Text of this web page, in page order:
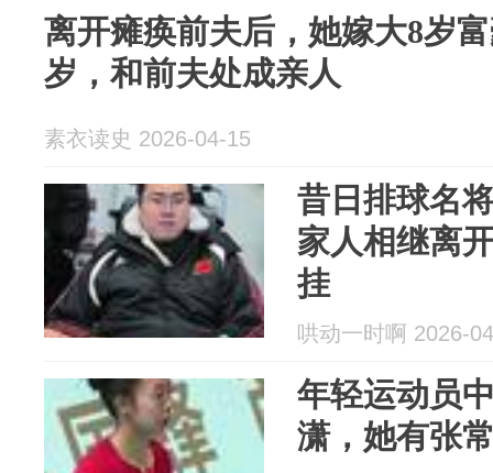
离开瘫痪前夫后，她嫁大8岁
岁，和前夫处成亲人
素衣读史 2026-04-15
昔日排球名
家人相继离
挂
哄动一时啊 2026-
年轻运动员
潇，她有张